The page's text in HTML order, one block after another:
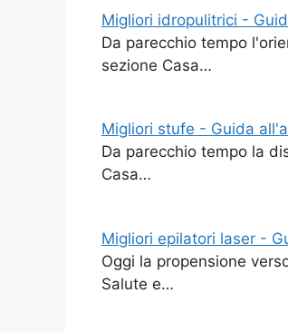
Migliori idropulitrici -
Da parecchio tempo
sezione Casa…
Migliori stufe - Guida
Da parecchio tempo la
Casa…
Migliori epilatori laser -
Oggi la propensione
Salute e…